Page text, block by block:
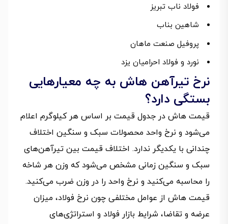
فولاد ناب تبریز
شاهین بناب
پروفیل صنعت ماهان
نورد و فولاد احرامیان یزد
نرخ تیرآهن هاش به چه معیارهایی
بستگی دارد؟
قیمت هاش در جدول قیمت بر اساس هر کیلوگرم اعلام
می‌شود و نرخ واحد محصولات سبک و سنگین اختلاف
چندانی با یکدیگر ندارد. اختلاف قیمت بین تیرآهن‌های
سبک و سنگین زمانی مشخص می‌شود که وزن هر شاخه
را محاسبه می‌کنید و نرخ واحد را در وزن ضرب می‌کنید.
قیمت هاش از عوامل مختلفی چون نرخ فولاد، میزان
عرضه و تقاضا، شرایط بازار فولاد و استراتژی‌های